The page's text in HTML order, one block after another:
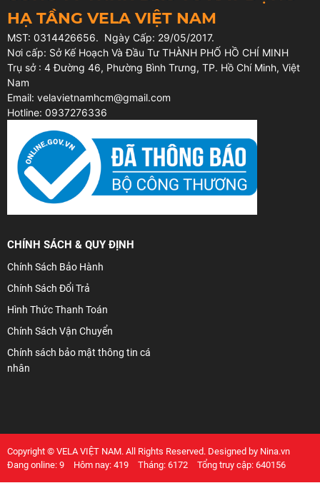
HẠ TẦNG VELA VIỆT NAM
MST: 0314426656. Ngày Cấp: 29/05/2017.
Nơi cấp: Sở Kế Hoạch Và Đầu Tư THÀNH PHỐ HỒ CHÍ MINH
Trụ sở : 4 Đường 46, Phường Bình Trưng, TP. Hồ Chí Minh, Việt
Nam
Email: velavietnamhcm@gmail.com
Hotline: 0937276336
CHÍNH SÁCH & QUY ĐỊNH
Chính Sách Bảo Hành
Chính Sách Đổi Trả
Hình Thức Thanh Toán
Chính Sách Vận Chuyển
Chính sách bảo mật thông tin cá
nhân
Copyright © VELA VIỆT NAM. All Rights Reserved. Designed by Nina.vn
Đang online: 9
Hôm nay: 419 Tháng: 6172 Tổng truy cập: 640156